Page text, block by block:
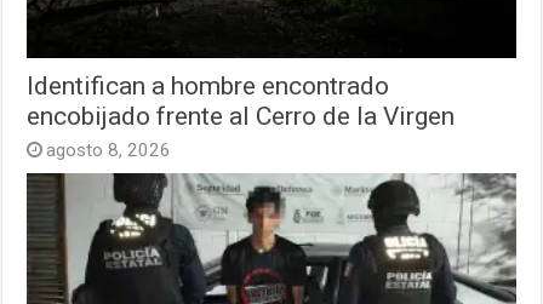
Identifican a hombre encontrado
encobijado frente al Cerro de la Virgen
agosto 8, 2026